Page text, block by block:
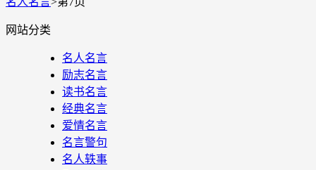
网站分类
名人名言
励志名言
读书名言
经典名言
爱情名言
名言警句
名人轶事